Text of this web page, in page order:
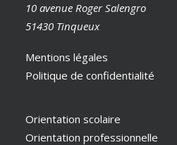
10 avenue Roger Salengro
51430 Tinqueux
Mentions légales
Politique de confidentialité
Orientation scolaire
Orientation professionnelle